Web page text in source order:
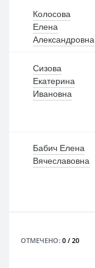
Колосова
Елена
Александровна
Сизова
Екатерина
Ивановна
Бабич Елена
Вячеславовна
ОТМЕЧЕНО: 0 / 20